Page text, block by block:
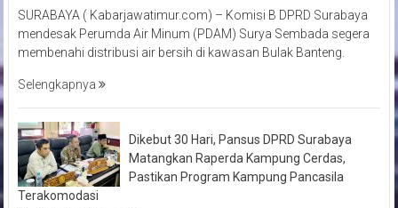
SURABAYA ( Kabarjawatimur.com) – Komisi B DPRD Surabaya
mendesak Perumda Air Minum (PDAM) Surya Sembada segera
membenahi distribusi air bersih di kawasan Bulak Banteng.
Selengkapnya
Dikebut 30 Hari, Pansus DPRD Surabaya
Matangkan Raperda Kampung Cerdas,
Pastikan Program Kampung Pancasila
Terakomodasi